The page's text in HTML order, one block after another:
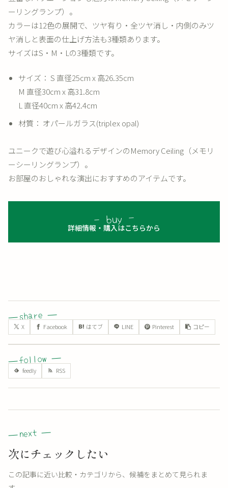
ーリングランプ）。
カラーは12色の展開で、ツヤ有り・全ツヤ消し・内側のみツ
ヤ消しと表面の仕上げ方法も3種類あります。
サイズはS・M・Lの3種類です。
サイズ： S 直径25cm x 高26.35cm
M 直径30cm x 高31.8cm
L 直径40cm x 高42.4cm
材質： オパールガラス(triplex opal)
ユニークで遊び心溢れるデザインのMemory Ceiling（メモリ
ーシーリングランプ）。
お部屋のおしゃれな演出におすすめのアイテムです。
詳細情報・購入はこちらから
X Facebook はてブ LINE Pinterest コピー
次にチェックしたい
この記事に近い比較・カテゴリから、候補をまとめて見られま